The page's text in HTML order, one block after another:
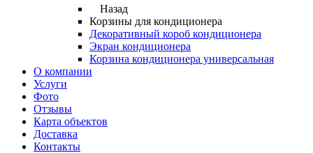
Назад
Корзины для кондиционера
Декоративный короб кондиционера
Экран кондиционера
Корзина кондиционера универсальная
О компании
Услуги
Фото
Отзывы
Карта объектов
Доставка
Контакты